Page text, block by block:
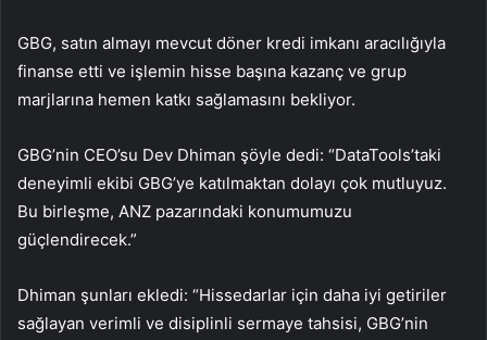
GBG, satın almayı mevcut döner kredi imkanı aracılığıyla
finanse etti ve işlemin hisse başına kazanç ve grup
marjlarına hemen katkı sağlamasını bekliyor.
GBG’nin CEO’su Dev Dhiman şöyle dedi: “DataTools’taki
deneyimli ekibi GBG’ye katılmaktan dolayı çok mutluyuz.
Bu birleşme, ANZ pazarındaki konumumuzu
güçlendirecek.”
Dhiman şunları ekledi: “Hissedarlar için daha iyi getiriler
sağlayan verimli ve disiplinli sermaye tahsisi, GBG’nin